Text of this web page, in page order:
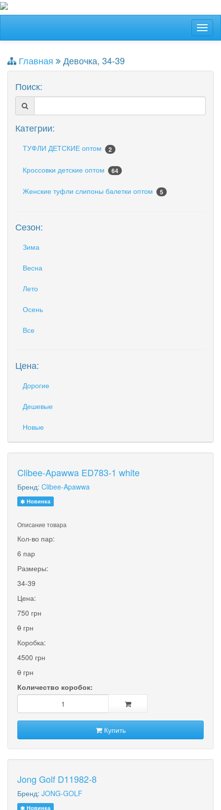
Главная
Девочка, 34-39
Поиск:
Категрии:
ТУФЛИ ДЕТСКИЕ оптом 2
Кроссовки детские оптом 64
Женские туфли слипоны балетки оптом 5
Сезон:
Зима
Весна
Лето
Осень
Все
Цена:
Дорогие
Дешевые
Новые
Clibee-Apawwa ED783-1 white
Бренд: Clibee-Apawwa
Новинка
Описание товара
Кол-во пар:
6 пар
Размеры:
34-39
Цена:
750 грн
0 грн
Коробка:
4500 грн
0 грн
Количество коробок:
Купить
Jong Golf D11982-8
Бренд: JONG-GOLF
Новинка